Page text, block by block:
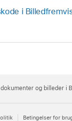
i
og billeder i
Betingelser for